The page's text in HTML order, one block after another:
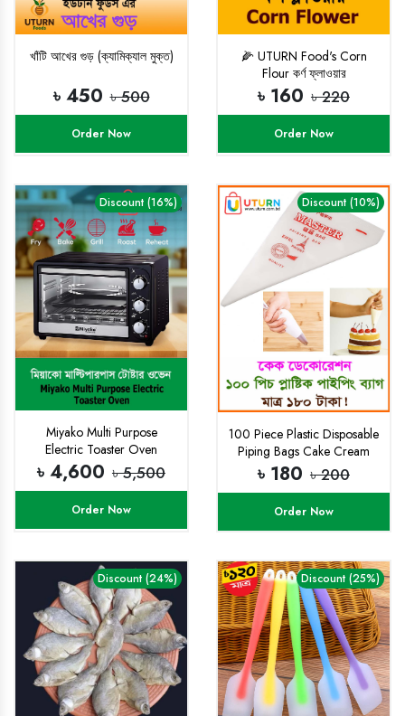
খাঁটি আখের গুড় (ক্যামিক্যাল মুক্ত)
৳ 450 ৳ 500
Order Now
🌽 UTURN Food's Corn
Flour কর্ণ ফ্লাওয়ার
৳ 160 ৳ 220
Order Now
Discount (16%)
Miyako Multi Purpose
Electric Toaster Oven
৳ 4,600 ৳ 5,500
Order Now
Discount (10%)
100 Piece Plastic Disposable
Piping Bags Cake Cream
Decorating
৳ 180 ৳ 200
Order Now
Discount (24%) Discount (25%)